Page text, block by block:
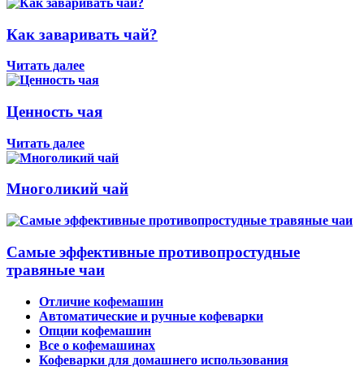
Как заваривать чай?
Читать далее
Ценность чая
Читать далее
Многоликий чай
Самые эффективные противопростудные
травяные чаи
Отличие кофемашин
Автоматические и ручные кофеварки
Опции кофемашин
Все о кофемашинах
Кофеварки для домашнего использования